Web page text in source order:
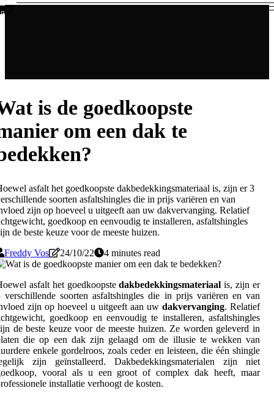
is de goedkoopste
om een dak te
asfalt het goedkoopste dakbedekkingsmateriaal is, zijn er 3
soorten asfaltshingles die in prijs variëren en van
zijn op hoeveel u uitgeeft aan uw dakvervanging. Relatief
goedkoop en eenvoudig te installeren, asfaltshingles
de beste keuze voor de meeste huizen.
Freddy Vos
24/10/22 4 minutes read
asfalt het goedkoopstedakbedekkingsmateriaal is, zijn er
verschillende soorten asfaltshingles die in prijs variëren en van
zijn op hoeveel u uitgeeft aan uw dakvervanging. Relatief
goedkoop en eenvoudig te installeren, asfaltshingles
de beste keuze voor de meeste huizen. Ze worden geleverd in
die op een dak zijn gelaagd om de illusie te wekken van
enkele gordelroos, zoals ceder en leisteen, die één shingle
zijn geïnstalleerd. Dakbedekkingsmaterialen zijn niet
vooral als u een groot of complex dak heeft, maar
installatie verhoogt de kosten.